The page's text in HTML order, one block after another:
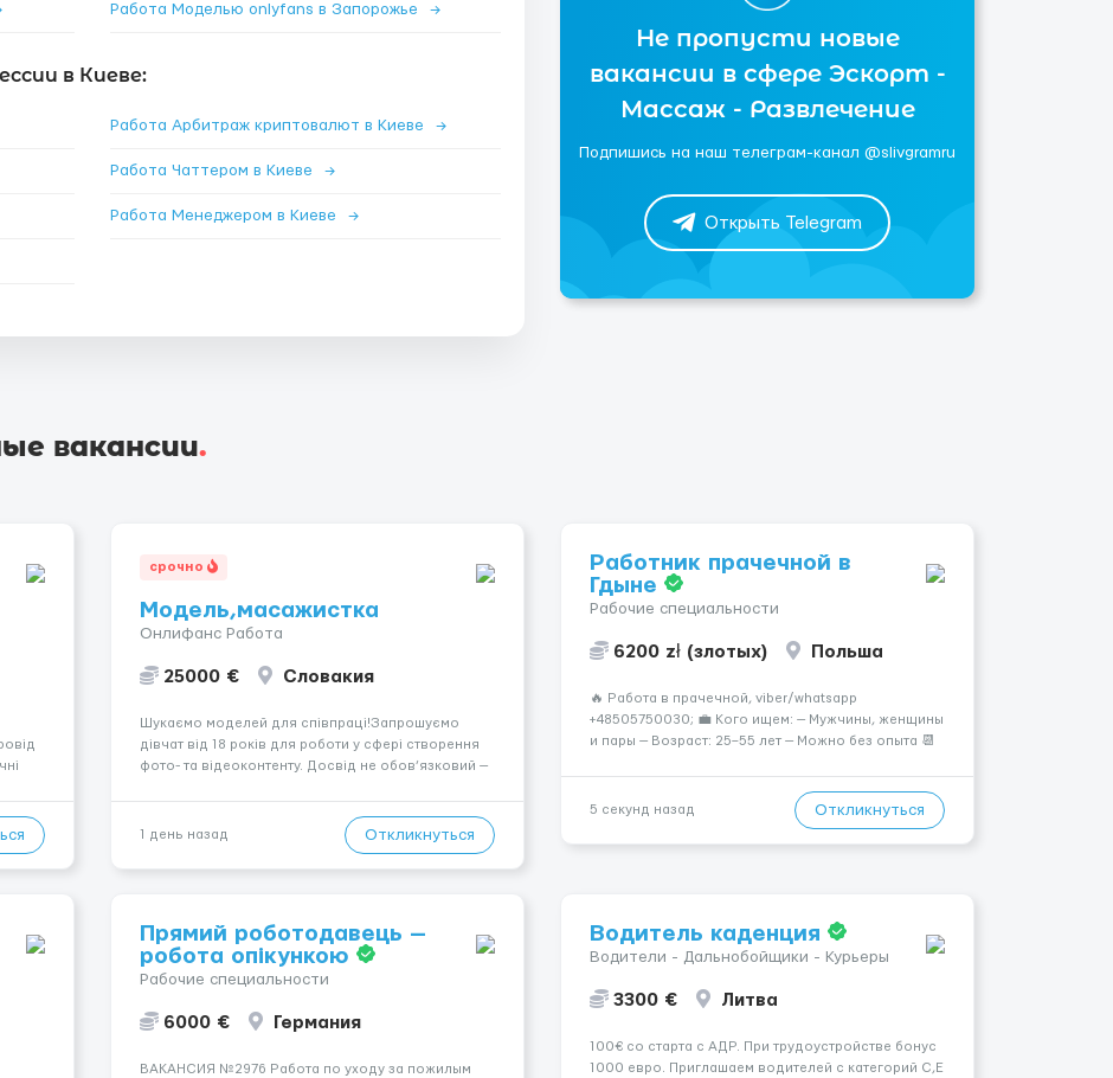
Работа Моделью onlyfans в Запорожье →
в Киеве:
Работа Арбитраж криптовалют в Киеве →
Работа Чаттером в Киеве →
Работа Менеджером в Киеве →
Не пропусти новые
вакансии в сфере Эскорт -
Массаж - Развлечение
Подпишись на наш телеграм-канал @slivgramru
Открыть Telegram
вакансии.
срочно
Модель,масажистка
Онлифанс Работа
25000 € Словакия
Шукаємо моделей для співпраці!Запрошуємо
дівчат від 18 років для роботи у сфері створення
фото- та відеоконтенту. Досвід не обов’язковий —
конфіденційність і професійну підтримку.
Працюємо офіційно, поважаємо особ...
1 день назад Откликнуться
Работник прачечной в
Гдыне
Рабочие специальности
6200 zł (злотых) Польша
🔥 Работа в прачечной, viber/whatsapp
+48505750030; 💼 Кого ищем: — Мужчины, женщины
и пары — Возраст: 25–55 лет — Можно без опыта 📆
5 секунд назад
Откликнуться
Прямий роботодавець —
робота опікункою
Рабочие специальности
6000 € Германия
ВАКАНСИЯ №2976 Работа по уходу за пожилым
Водитель каденция
Водители - Дальнобойщики - Курьеры
3300 € Литва
100€ со старта c АДР. При трудоустройстве бонус
1000 евро. Приглашаем водителей с категорий С,Е